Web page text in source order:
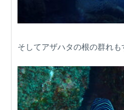
そしてアザハタの根の群れも